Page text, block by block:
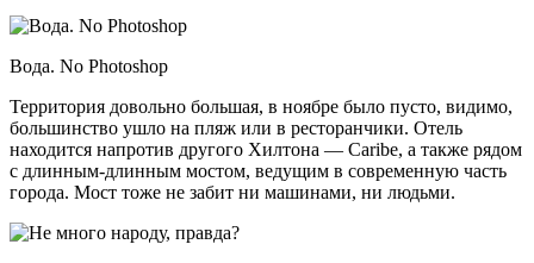
Вода. No Photoshop
Территория довольно большая, в ноябре было пусто, видимо,
большинство ушло на пляж или в ресторанчики. Отель
находится напротив другого Хилтона — Caribe, а также рядом
с длинным-длинным мостом, ведущим в современную часть
города. Мост тоже не забит ни машинами, ни людьми.